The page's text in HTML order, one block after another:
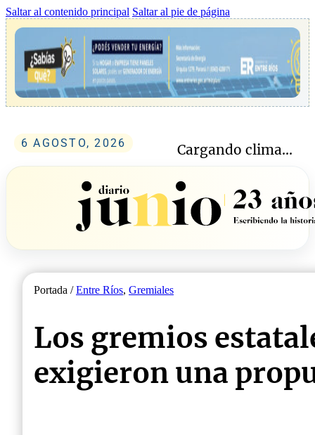
Saltar al contenido principal Saltar al pie de página
6 AGOSTO, 2026 Cargando clima...
Portada /Entre Ríos, Gremiales
Los gremios
exigieron una